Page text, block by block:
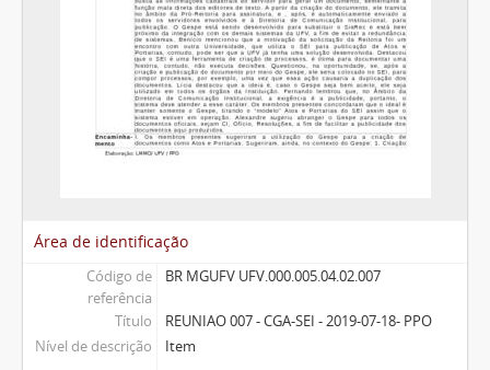
Área de identificação
Código de
referência
BR MGUFV UFV.000.005.04.02.007
Título
REUNIAO 007 - CGA-SEI - 2019-07-18- PPO
Nível de descrição
Item